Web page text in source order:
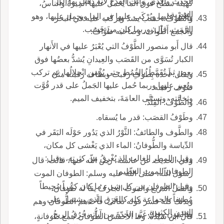
الشرْبة.
كهيئة سطح فوق الما يُحمل عليها المِيرةُ والناسُ،
ويُعْبَر عليها ويُرْكَب عليها في الما ويحمل عليها، وهو
الرَّمَث، قال: وربما كان من خَشب.
والطوْفُ: خشب يشدّ ويركب عليه في البحر،
والجمع أَطْواف، وصاحبه طَوَّافٌ.
قال أَبو منصور الطَّوْفُ التي يُعْبَرُ عليها في الأَنهار
الكبار تُسَوَّى من القَصَب والعِيدانِ يُشدُّ بعضُها فوق
بعض ثم تُقَمَّطُ بالقُمُط حتى يُؤْمن انْحِلالُها، ثم تركب
ويُعبر عليها وربما حُمل عليها الجَملُ على قدر قُوَّت
وثخانته، وتسمَّى العامَةَ، بتخفيف الميم.
ويقال: أَخذه بِطُوفِ رقبت وبطاف رقبته مثل
صُوف رقبته.
والطَّوْفُ: القِلْدُ.
وطَوْفُ القصَب: قدر ما يُسقاه.
والطَّوف والطائفُ: الثَّوْرُ الذي يَدُور حَوْلَه البَقَر في
الدِّياسة والطُّوفانُ: الماء الذي يَغْشى كل مكان،
وقيل: المطر الغالب الذ يُغْرِقُ من كثرته، وقيل:
الطوفان الموت العظيم.
وفي الحديث عن عائشة، رض اللّه عنها، قالت: قال
رسول اللّه، صلى اللّه عليه وسلم: الطوفان الموت
وقيل الطوفان من كل شيء ما كان كثيراً مُحِيطاً
مُطيفاً بالجماعة كله كالغَرَق الذي يشتمل على
المدن الكثيرة.
والقتلُ الذريع والموتُ الجارفُ يقا له طُوفان،
وبذلك كله فسر قوله تعالى: فأَخذهم الطُّوفان وهم
ظالمون وقال غَيَّر الجِدّةَ من آياته خُرُقُ الريح،
قال ابن سيده: وقا الأَخفش الطُّوفان جمع طُوفانةٍ،